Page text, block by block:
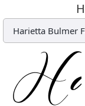
Harietta Bulmer